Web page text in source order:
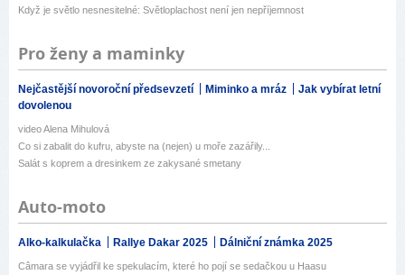
Když je světlo nesnesitelné: Světloplachost není jen nepříjemnost
Pro ženy a maminky
Nejčastější novoroční předsevzetí Miminko a mráz
Jak vybírat letní
dovolenou
video Alena Mihulová
Co si zabalit do kufru, abyste na (nejen) u moře zazářily...
Salát s koprem a dresinkem ze zakysané smetany
Auto-moto
Alko-kalkulačka Rallye Dakar 2025 Dálniční známka 2025
Câmara se vyjádřil ke spekulacím, které ho pojí se sedačkou u Haasu